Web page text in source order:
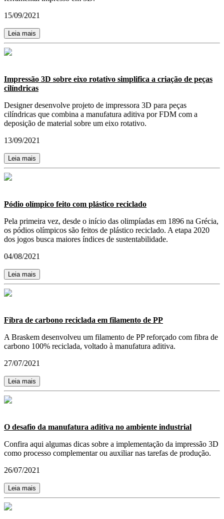
15/09/2021
Leia mais
Impressão 3D sobre eixo rotativo simplifica a criação de peças
cilíndricas
Designer desenvolve projeto de impressora 3D para peças
cilíndricas que combina a manufatura aditiva por FDM com a
deposição de material sobre um eixo rotativo.
13/09/2021
Leia mais
Pódio olímpico feito com plástico reciclado
Pela primeira vez, desde o início das olimpíadas em 1896 na Grécia,
os pódios olímpicos são feitos de plástico reciclado. A etapa 2020
dos jogos busca maiores índices de sustentabilidade.
04/08/2021
Leia mais
Fibra de carbono reciclada em filamento de PP
A Braskem desenvolveu um filamento de PP reforçado com fibra de
carbono 100% reciclada, voltado à manufatura aditiva.
27/07/2021
Leia mais
O desafio da manufatura aditiva no ambiente industrial
Confira aqui algumas dicas sobre a implementação da impressão 3D
como processo complementar ou auxiliar nas tarefas de produção.
26/07/2021
Leia mais